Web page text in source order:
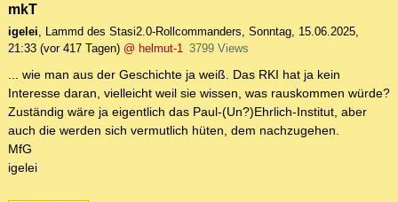
mkT
igelei, Lammd des Stasi2.0-Rollcommanders, Sonntag, 15.06.2025,
21:33 (vor 417 Tagen) @ helmut-1 3799 Views
... wie man aus der Geschichte ja weiß. Das RKI hat ja kein
Interesse daran, vielleicht weil sie wissen, was rauskommen würde?
Zuständig wäre ja eigentlich das Paul-(Un?)Ehrlich-Institut, aber
auch die werden sich vermutlich hüten, dem nachzugehen.
MfG
igelei